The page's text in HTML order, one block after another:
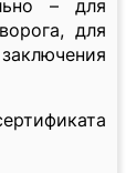
– для
для